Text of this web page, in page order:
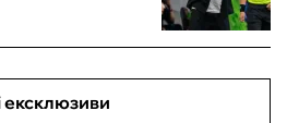
ексклюзиви